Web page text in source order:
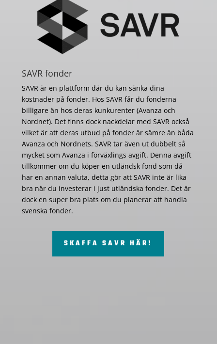
SAVR fonder
SAVR är en plattform där du kan sänka dina
kostnader på fonder. Hos SAVR får du fonderna
billigare än hos deras kunkurenter (Avanza och
Nordnet). Det finns dock nackdelar med SAVR också
vilket är att deras utbud på fonder är sämre än båda
Avanza och Nordnets. SAVR tar även ut dubbelt så
mycket som Avanza i förväxlings avgift. Denna avgift
tillkommer om du köper en utländsk fond som då
har en annan valuta, detta gör att SAVR inte är lika
bra när du investerar i just utländska fonder. Det är
dock en super bra plats om du planerar att handla
svenska fonder.
SKAFFA SAVR HÄR!